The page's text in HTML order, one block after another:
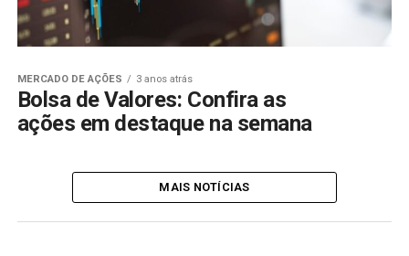
MERCADO DE AÇÕES 3 anos atrás
Bolsa de Valores: Confira as
ações em destaque na semana
MAIS NOTÍCIAS